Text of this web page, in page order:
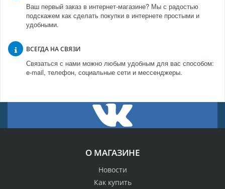
Ваш первый заказ в интернет-магазине? Мы с радостью
подскажем как сделать покупки в интернете простыми и
удобными.
ВСЕГДА НА СВЯЗИ
Связаться с нами можно любым удобным для вас способом:
e-mail, телефон, социальные сети и мессенджеры.
О МАГАЗИНЕ
Новости
Как купить